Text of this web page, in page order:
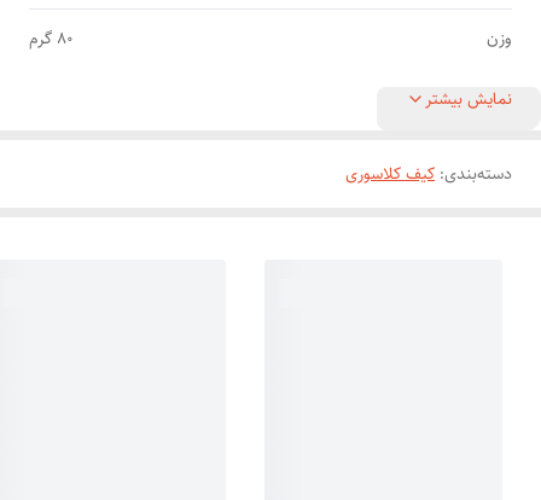
وزن 80 گرم
نمایش بیشتر
دسته‌بندی: کیف کلاسوری